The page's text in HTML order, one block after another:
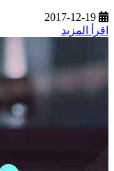
2017-12-19
اقرأ المزيد